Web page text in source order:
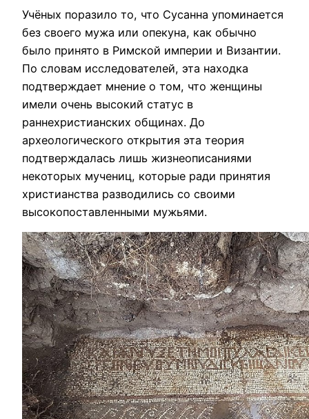
Учёных поразило то, что Сусанна упоминается
без своего мужа или опекуна, как обычно
было принято в Римской империи и Византии.
По словам исследователей, эта находка
подтверждает мнение о том, что женщины
имели очень высокий статус в
раннехристианских общинах. До
археологического открытия эта теория
подтверждалась лишь жизнеописаниями
некоторых мучениц, которые ради принятия
христианства разводились со своими
высокопоставленными мужьями.